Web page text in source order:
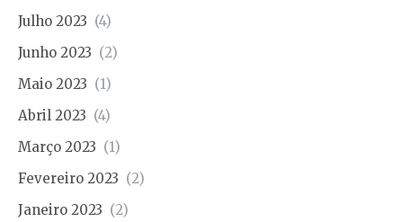
Julho 2023 (4)
Junho 2023 (2)
Maio 2023 (1)
Abril 2023 (4)
Março 2023 (1)
Fevereiro 2023 (2)
Janeiro 2023 (2)